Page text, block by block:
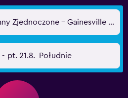
Gainesville, FL, Stany Zjednoczone - Gainesville Regional (GNV)
- pt. 21.8. Południe